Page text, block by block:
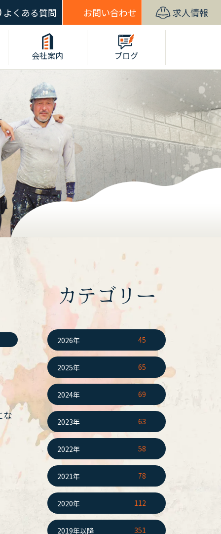
よくある質問 お問い合わせ 求人情報
会社案内 ブログ
な
カテゴリー
2026年 45
2025年 65
2024年 69
2023年 63
2022年 58
2021年 78
2020年 112
2019年以降 351